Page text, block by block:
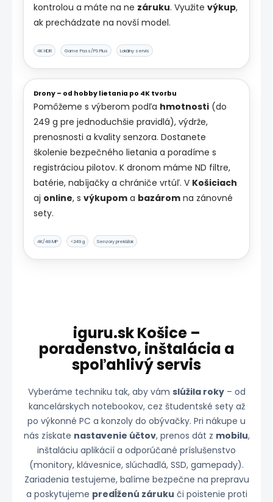
kontrolou a máte na ne záruku. Využite výkup,
ak prechádzate na novší model.
4K HDR Game Pass/PS Plus Lokálny servis
Drony – od hobby lietania po 4K tvorbu
Pomôžeme s výberom podľa hmotnosti(do
249 g pre jednoduchšie pravidlá), výdrže,
prenosnosti a kvality senzora. Dostanete
školenie bezpečného lietania a poradíme s
registráciou pilotov. K dronom máme ND filtre,
batérie, nabíjačky a chrániče vrtúľ. V Košiciach
aj online, s výkupoma bazáromna zánovné
sety.
4K/48 MP <249 g Senzory prekážok
iguru.sk Košice –
poradenstvo, inštalácia a
spoľahlivý servis
Vyberáme techniku tak, aby vám slúžila roky– od
kancelárskych notebookov, cez študentské sety až
po výkonné PC a konzoly do obývačky. Pri nákupe u
nás získate nastavenie účtov, prenos dát z mobilu,
inštaláciu aplikácií a odporúčané príslušenstvo
(monitory, klávesnice, slúchadlá, SSD, gamepady).
Zariadenia testujeme, balíme bezpečne na prepravu
a poskytujeme predĺženú záruku či poistenie proti